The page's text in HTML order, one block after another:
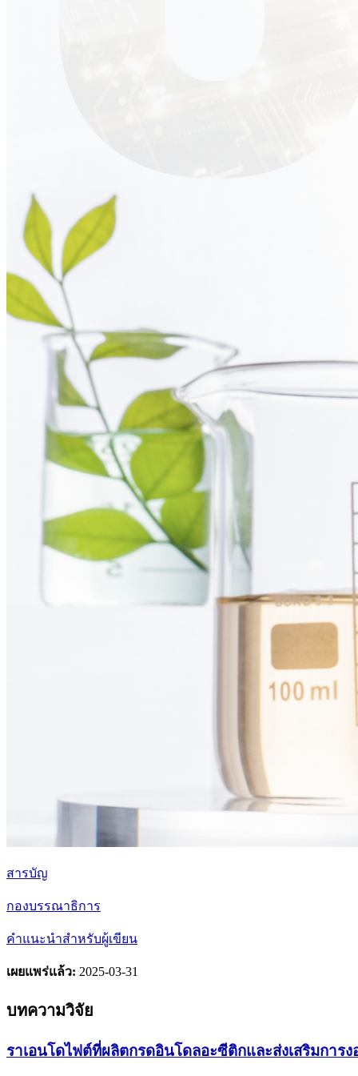
สารบัญ
กองบรรณาธิการ
คำแนะนำสำหรับผู้เขียน
เผยแพร่แล้ว: 2025-03-31
บทความวิจัย
ราเอนโดไฟต์ที่ผลิตกรดอินโดลอะซีติกและส่งเสริมการ